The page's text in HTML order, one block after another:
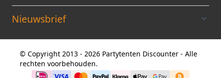
Nieuwsbrief
© Copyright 2013 - 2026 Partytenten Discounter - Alle
rechten voorbehouden.